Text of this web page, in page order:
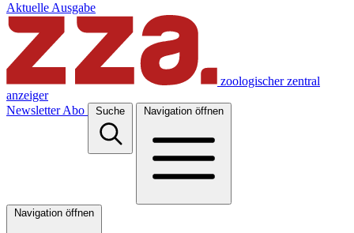
Aktuelle Ausgabe
zoologischer zentral
anzeiger
Newsletter Abo Suche Navigation öffnen
Navigation öffnen